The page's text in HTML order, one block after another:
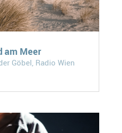
am Meer
Göbel, Radio Wien